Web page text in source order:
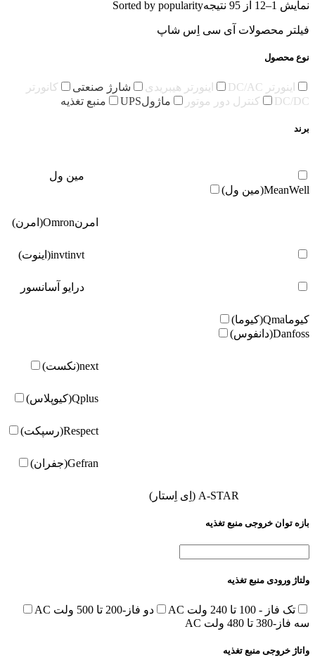
نمایش 1–12 از 95 نتیجه Sorted by popularity
فیلتر محصولات آی سی اِس شاپ
نوع محصول
اینورتر DC/AC اینورتر هیبریدی شارژ صنعتی
کانورتر
DC/DC
کنترل دور موتور ماژولUPS منبع تغذیه
برند
مین ول
MeanWell(مین ول)
امرنOmron(امرن)
invtinvt(اینوت)
درایو آسانسور
کیوماQma(کیوما)
Danfoss(دانفوس)
next(نکست)
Qplus(کیوپلاس)
Respect(رسپکت)
Gefran(جفران)
A-STAR (اِی اِستار)
بازه توان خروجی منبع تغذیه
ولتاژ ورودی منبع تغذیه
تک فاز - 100 تا 240 ولت AC
دو فاز-200 تا 500 ولت AC
سه فاز-380 تا 480 ولت AC
واتاژ خروجی منبع تغذیه